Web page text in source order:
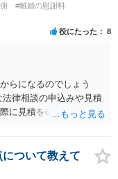
#離婚の慰謝料
役にたった 8
らになるのでしょう
律相談の申込みや見積
に見積を確認されたい
ついて教えて